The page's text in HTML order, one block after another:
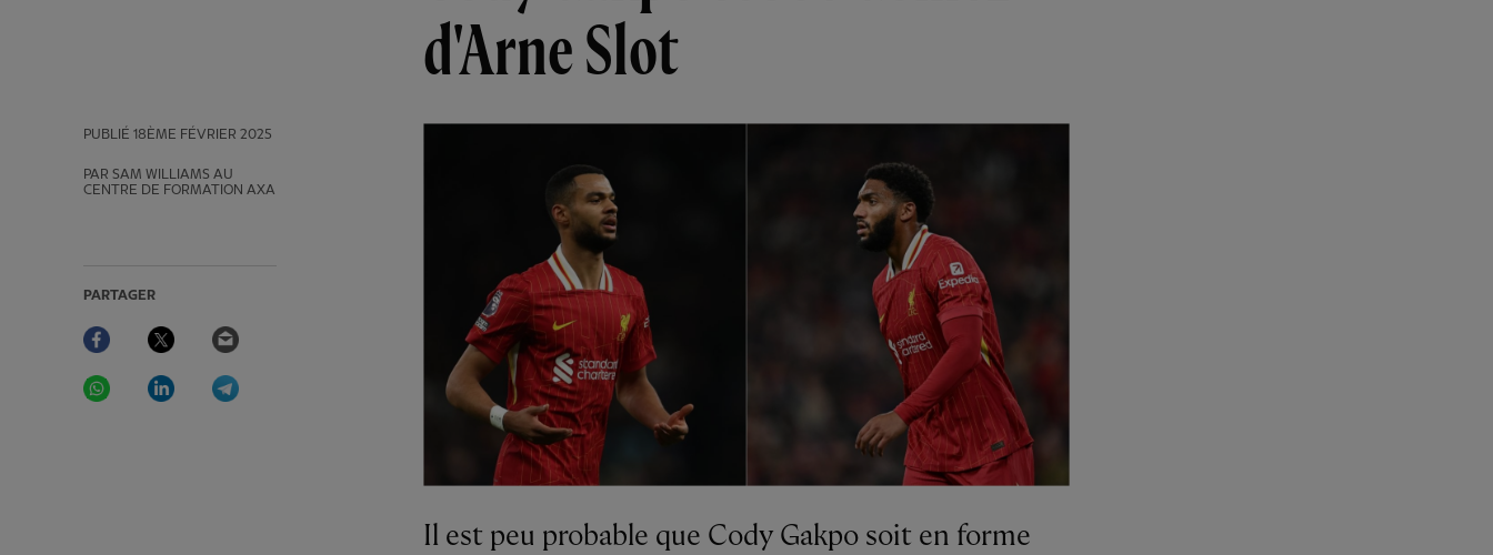
d'Arne Slot
PUBLIÉ 18ÈME FÉVRIER 2025
PAR SAM WILLIAMS AU
CENTRE DE FORMATION AXA
PARTAGER
Facebook Twitter
WhatsAppLinkedIn
Il est peu probable que Cody Gakpo soit en forme